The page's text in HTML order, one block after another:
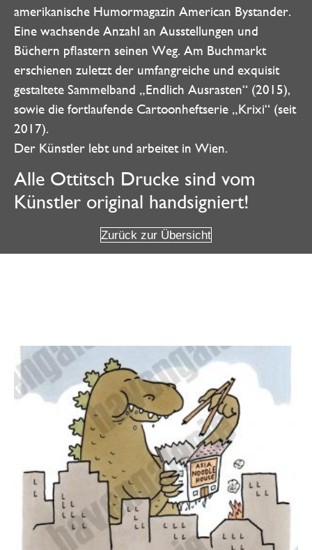
amerikanische Humormagazin American Bystander.
Eine wachsende Anzahl an Ausstellungen und
Büchern pflastern seinen Weg. Am Buchmarkt
erschienen zuletzt der umfangreiche und exquisit
gestaltete Sammelband „Endlich Ausrasten“ (2015),
sowie die fortlaufende Cartoonheftserie „Krixi“ (seit
2017).
Der Künstler lebt und arbeitet in Wien.
Alle Ottitsch Drucke sind vom
Künstler original handsigniert!
Zurück zur Übersicht